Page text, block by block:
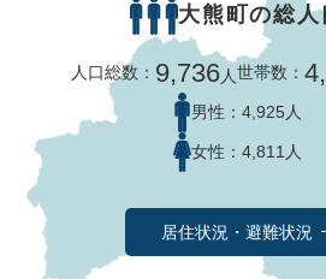
大熊町の総人
人口総数： 9,736人世帯数：
男性： 4,925人
女性： 4,811人
居住状況・避難状況